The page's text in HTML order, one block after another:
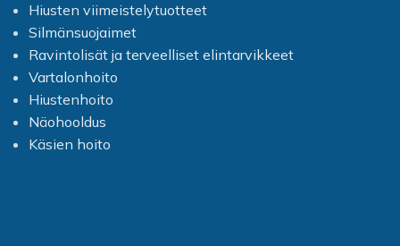
Hiusten viimeistelytuotteet
Silmänsuojaimet
Ravintolisät ja terveelliset elintarvikkeet
Vartalonhoito
Hiustenhoito
Näohooldus
Käsien hoito